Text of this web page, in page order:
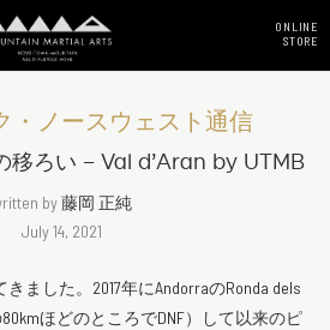
ONLINE
STORE
・ノースウェスト通信
移ろい – Val d’Aran by UTMB
by藤岡 正純
July 14, 2021
きました。2017年にAndorraのRonda dels
ほどのところでDNF）
して以来のピ